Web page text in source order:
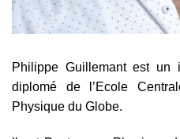
Philippe Guillemant est un
diplomé de l’Ecole
Physique du Globe.